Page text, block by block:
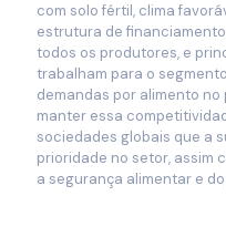
com solo fértil, clima
estrutura de
todos os produtores, e
trabalham para o
demandas por alimento no
manter essa
sociedades globais que a
prioridade no setor, assim
a segurança alimentar e